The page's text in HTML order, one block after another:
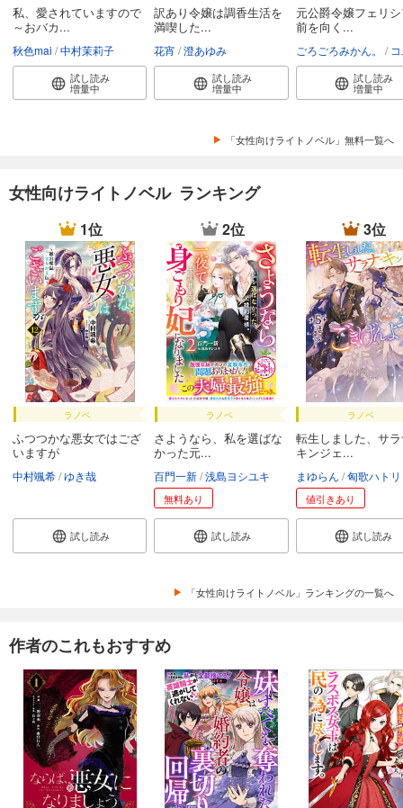
私、愛されていますので
～おバカ...
秋色mai 中村茉莉子
試し読み
増量中
訳あり令嬢は調香生活を
満喫した...
花宵 澄あゆみ
試し読み
増量中
元公爵令嬢フェリ
前を向く...
ごろごろみかん。 コ
試し読み
増量中
「女性向けライトノベル」無料一覧へ
女性向けライトノベル ランキング
1位
ラノベ
ふつつかな悪女ではござ
いますが
中村颯希 ゆき哉
試し読み
2位
ラノベ
さようなら、私を選ばな
かった元...
百門一新 浅島ヨシユキ
無料あり
試し読み
3位
ラノベ
転生しました、サ
キンジェ...
まゆらん 匈歌ハトリ
値引きあり
試し読み
「女性向けライトノベル」ランキングの一覧へ
作者のこれもおすすめ